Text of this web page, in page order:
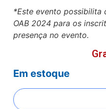
*Este evento possibilita
OAB 2024 para os
presença no evento.
Em estoque